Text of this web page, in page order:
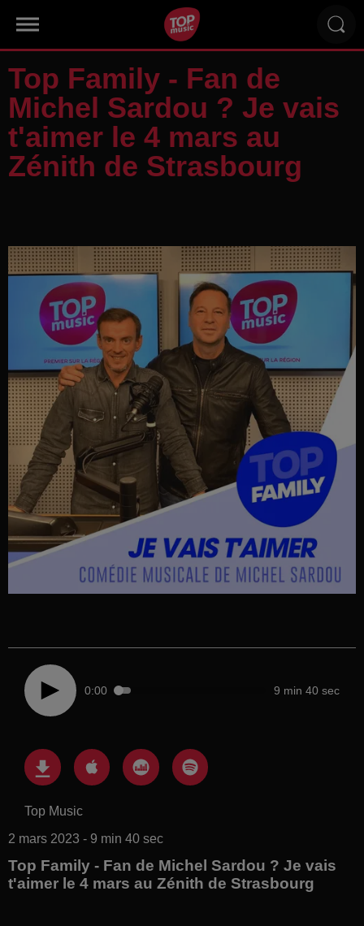
Top Family - Fan de
Michel Sardou ? Je vais
t'aimer le 4 mars au
Zénith de Strasbourg
0:00 9 min 40 sec
Top Music
2 mars 2023 - 9 min 40 sec
Top Family - Fan de Michel Sardou ? Je vais
t'aimer le 4 mars au Zénith de Strasbourg